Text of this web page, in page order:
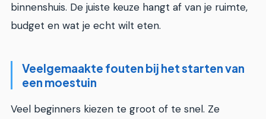
binnenshuis. De juiste keuze hangt af van je ruimte,
budget en wat je echt wilt eten.
Veelgemaakte fouten bij het starten van
een moestuin
Veel beginners kiezen te groot of te snel. Ze